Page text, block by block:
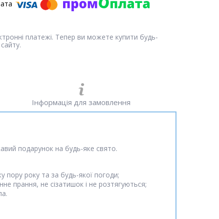
платежі. Тепер ви можете купити будь-
Інформація для замовлення
подарунок на будь-яке свято.
року та за будь-якої погоди;
прання, не сізатишок і не розтягуються;